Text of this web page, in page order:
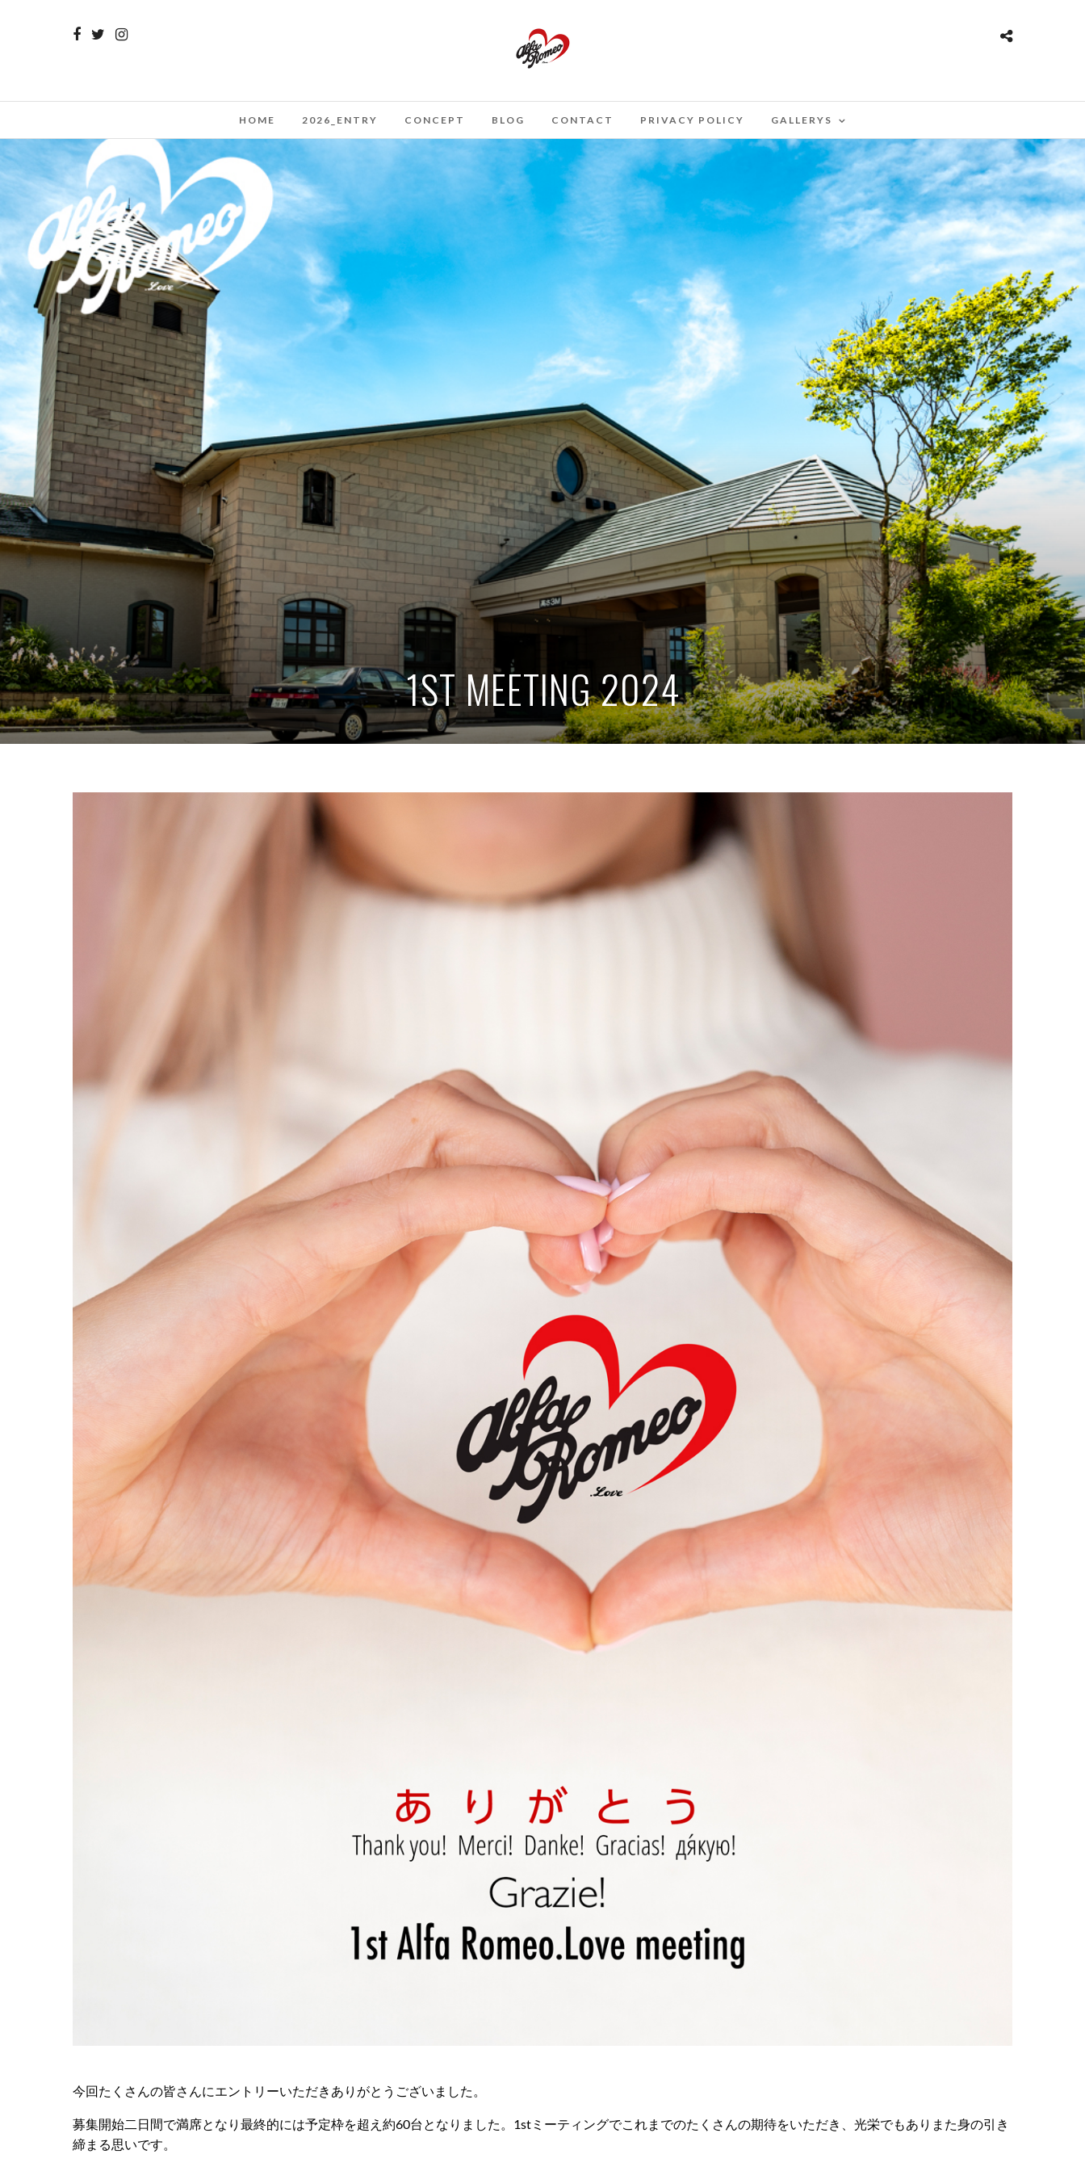
HOME 2026_ENTRY CONCEPT BLOG CONTACT PRIVACY POLICY GALLERYS
1ST MEETING 2024
今回たくさんの皆さんにエントリーいただきありがとうございました。
募集開始二日間で満席となり最終的には予定枠を超え約60台となりました。1stミーティングでこれまでのたくさんの期待をいただき、光栄でもありまた身の引き
締まる思いです。